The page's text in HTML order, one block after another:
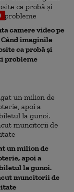
camere video pe
imaginile
ca probă și
probleme
un milion de
apoi a
la gunoi.
muncitorii de